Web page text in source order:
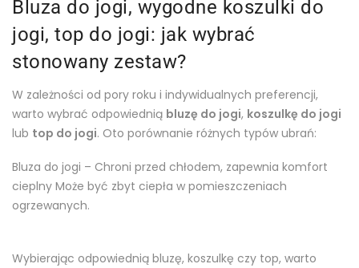
Bluza do jogi, wygodne koszulki do
jogi, top do jogi: jak wybrać
stonowany zestaw?
W zależności od pory roku i indywidualnych preferencji,
warto wybrać odpowiednią bluzę do jogi, koszulkę do jogi
lub top do jogi. Oto porównanie różnych typów ubrań:
Bluza do jogi – Chroni przed chłodem, zapewnia komfort
cieplny Może być zbyt ciepła w pomieszczeniach
ogrzewanych.
Wybierając odpowiednią bluzę, koszulkę czy top, warto